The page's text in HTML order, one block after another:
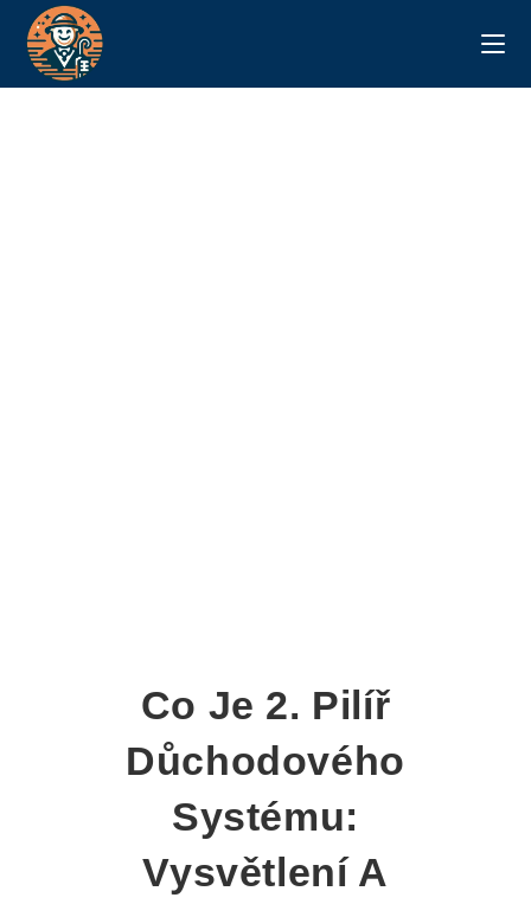
Co Je 2. Pilíř
Důchodového
Systému:
Vysvětlení A